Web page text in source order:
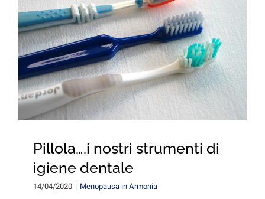
Pillola….i nostri strumenti di
igiene dentale
14/04/2020 | Menopausa in Armonia